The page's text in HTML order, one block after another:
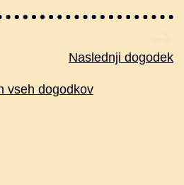
Naslednji dogodek
vseh dogodkov